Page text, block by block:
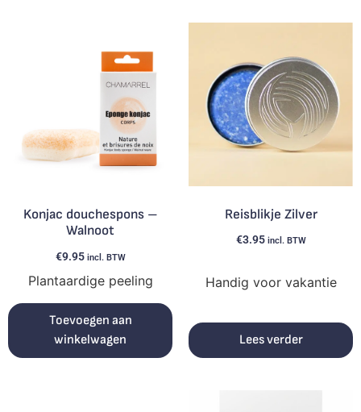
Konjac douchespons –
Walnoot
€9.95 incl. BTW
Plantaardige peeling
Toevoegen aan
winkelwagen
Reisblikje Zilver
€3.95 incl. BTW
Handig voor vakantie
Lees verder